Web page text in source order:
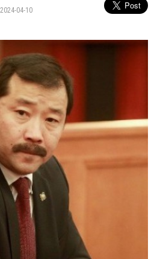
2024-04-10